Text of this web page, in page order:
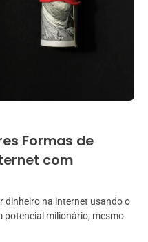
Formas de
com
dinheiro na internet usando o
potencial milionário, mesmo